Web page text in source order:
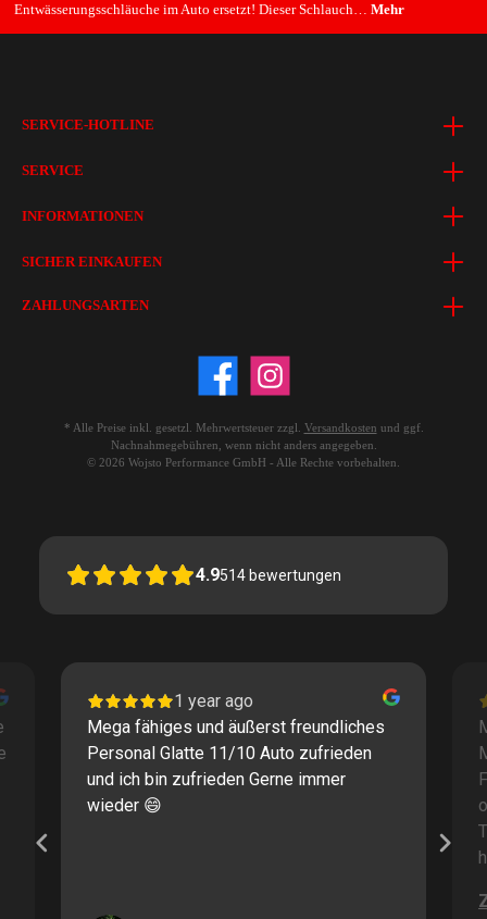
Entwässerungsschläuche im Auto ersetzt! Dieser Schlauch… Mehr
SERVICE-HOTLINE
SERVICE
INFORMATIONEN
SICHER EINKAUFEN
ZAHLUNGSARTEN
* Alle Preise inkl. gesetzl. Mehrwertsteuer zzgl. Versandkosten und ggf.
Nachnahmegebühren, wenn nicht anders angegeben.
© 2026 Wojsto Performance GmbH - Alle Rechte vorbehalten.
4.9514 bewertungen
1 year ago
Mega fähiges und äußerst freundliches
Personal Glatte 11/10 Auto zufrieden
und ich bin zufrieden Gerne immer
wieder 😄